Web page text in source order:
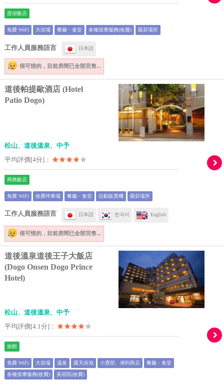
度假飯店
免費 WiFi 大浴場 餐廳・食堂 各種按摩服務(收費) 吸菸場所
工作人員服務語言 日本語
很可惜的， 目前房間已全部完售...
道後帕提歐酒店 (Hotel
Patio Dogo)
松山、道後溫泉、中予
平均評價[4分]：
商務飯店
免費 WiFi 收費停車場 餐廳・食堂 自動販賣機 吸菸場所
工作人員服務語言 日本語 한국어 English
很可惜的， 目前房間已全部完售...
道後溫泉道後王子大飯店
(Dogo Onsen Dogo Prince
Hotel)
松山、道後溫泉、中予
平均評價[4.1分]：
旅館
免費 WiFi 大浴場 溫泉 露天浴池 小賣部、便利商店 餐廳・食堂
各種按摩服務(收費) 美容院(收費)